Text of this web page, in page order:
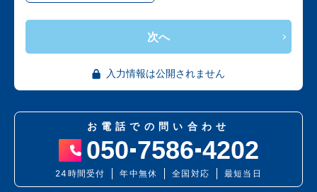
次へ
入力情報は公開されません
お電話での問い合わせ
050 7586 4202
24時間受付 年中無休 全国対応 最短当日